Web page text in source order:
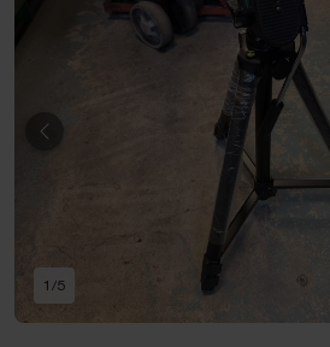
Föregående
1 /5